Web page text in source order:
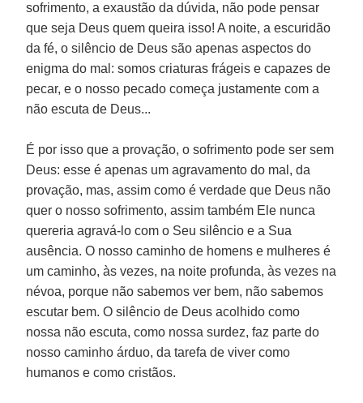
sofrimento, a exaustão da dúvida, não pode pensar
que seja Deus quem queira isso! A noite, a escuridão
da fé, o silêncio de Deus são apenas aspectos do
enigma do mal: somos criaturas frágeis e capazes de
pecar, e o nosso pecado começa justamente com a
não escuta de Deus...
É por isso que a provação, o sofrimento pode ser sem
Deus: esse é apenas um agravamento do mal, da
provação, mas, assim como é verdade que Deus não
quer o nosso sofrimento, assim também Ele nunca
quereria agravá-lo com o Seu silêncio e a Sua
ausência. O nosso caminho de homens e mulheres é
um caminho, às vezes, na noite profunda, às vezes na
névoa, porque não sabemos ver bem, não sabemos
escutar bem. O silêncio de Deus acolhido como
nossa não escuta, como nossa surdez, faz parte do
nosso caminho árduo, da tarefa de viver como
humanos e como cristãos.